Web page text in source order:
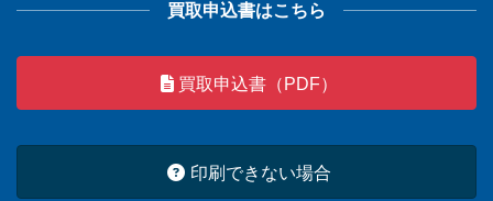
買取申込書はこちら
買取申込書（PDF）
印刷できない場合